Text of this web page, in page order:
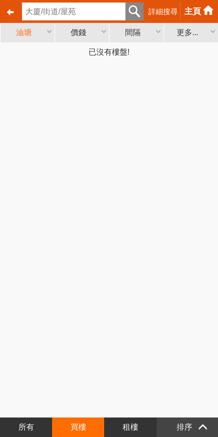
詳細搜尋 主頁
油塘 價錢 間隔 更多...
已沒有樓盤!
所有 買樓 租樓 排序